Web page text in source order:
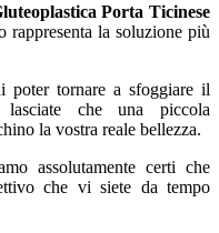
Porta Ticinese
rappresenta la soluzione più
poter tornare a sfoggiare il
che una piccola
la vostra reale bellezza.
assolutamente certi che
che vi siete da tempo